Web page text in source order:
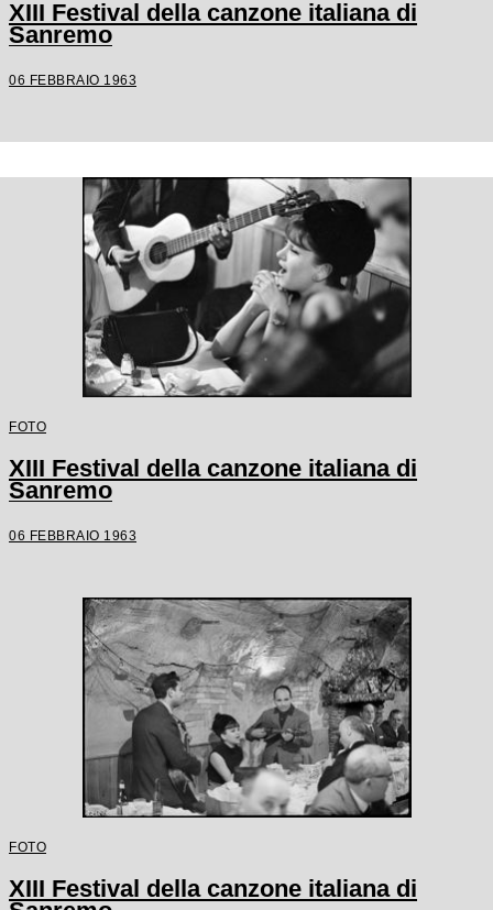
XIII Festival della canzone italiana di
Sanremo
06 FEBBRAIO 1963
FOTO
XIII Festival della canzone italiana di
Sanremo
06 FEBBRAIO 1963
FOTO
XIII Festival della canzone italiana di